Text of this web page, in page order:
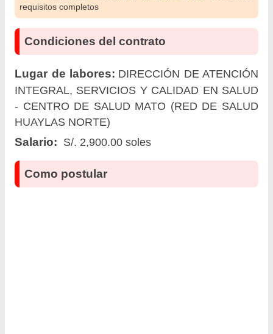
requisitos completos
Condiciones del contrato
Lugar de labores: DIRECCIÓN DE ATENCIÓN
INTEGRAL, SERVICIOS Y CALIDAD EN SALUD
- CENTRO DE SALUD MATO (RED DE SALUD
HUAYLAS NORTE)
Salario: S/. 2,900.00 soles
Como postular